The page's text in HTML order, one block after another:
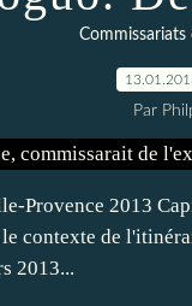
Par
Provence 2013
contexte de
2013...